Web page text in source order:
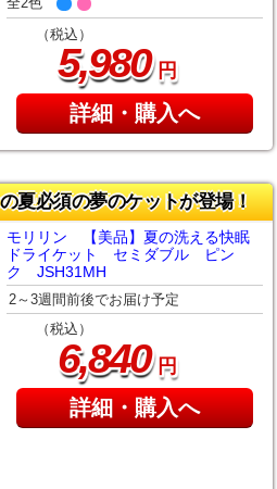
全2色
（税込）
5,980円
詳細・購入へ
夏必須の夢のケットが登場！
モリリン 【美品】夏の洗える快眠
ドライケット セミダブル ピン
ク JSH31MH
2～3週間前後でお届け予定
（税込）
6,840円
詳細・購入へ